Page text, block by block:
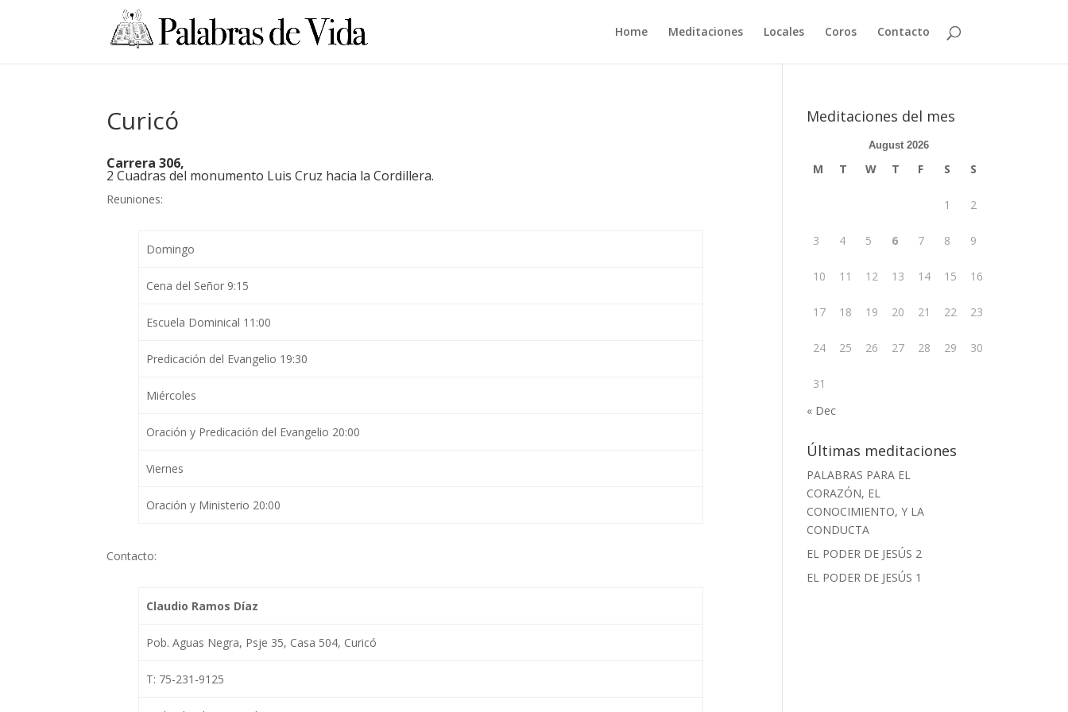
Home Meditaciones Locales Coros Contacto
Curicó
Carrera 306,
2 Cuadras del monumento Luis Cruz hacia la Cordillera.
Reuniones:
Domingo
Cena del Señor 9:15
Escuela Dominical 11:00
Predicación del Evangelio 19:30
Miércoles
Oración y Predicación del Evangelio 20:00
Viernes
Oración y Ministerio 20:00
Contacto:
Claudio Ramos Díaz
Pob. Aguas Negra, Psje 35, Casa 504, Curicó
T: 75-231-9125
Meditaciones del mes
August 2026
M T W T F S S
1 2
3 4 5 6 7 8 9
10 11 12 13 14 15 16
17 18 19 20 21 22 23
24 25 26 27 28 29 30
31
« Dec
Últimas meditaciones
PALABRAS PARA EL
CORAZÓN, EL
CONOCIMIENTO, Y LA
CONDUCTA
EL PODER DE JESÚS 2
EL PODER DE JESÚS 1